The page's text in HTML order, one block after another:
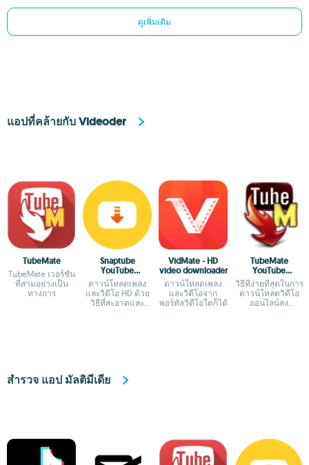
ดูเพิ่มเติม
แอปที่คล้ายกับ Videoder
TubeMate
TubeMate เวอร์ชัน
ที่สามอย่างเป็น
ทางการ
Snaptube
YouTube
downloader &
MP3 converter
ดาวน์โหลดเพลง
และวิดีโอ HD ด้วย
วิธีที่สะอาดและ
VidMate - HD
video downloader
ดาวน์โหลดเพลง
และวิดีโอจาก
พอร์ทัลวิดีโอใดก็ได้
TubeMate
YouTube
Downloader
วิธีที่ง่ายที่สุดในการ
ดาวน์โหลดวิดีโอ
ออนไลน์ลง
สำรวจ แอป มัลติมีเดีย